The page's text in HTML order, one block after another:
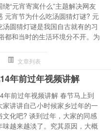
绕“元宵寄寓什么”主题解决网友
元宵节为什么吃汤圆猜灯谜? 元
汤圆猜灯谜是我国自古就有的习
都和当时的生活环境分不开。为
文章列表
年前过年视频讲解
年前过年视频讲解 春节马上到
家讲讲自己小时候家乡过年的一
文化吧? 谈到过年，大家的同感
味越来越淡了。究其原因，大概